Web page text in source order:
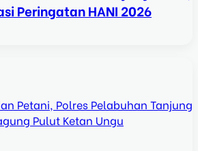
Peringatan HANI 2026
Petani, Polres Pelabuhan Tanjung
Pulut Ketan Ungu